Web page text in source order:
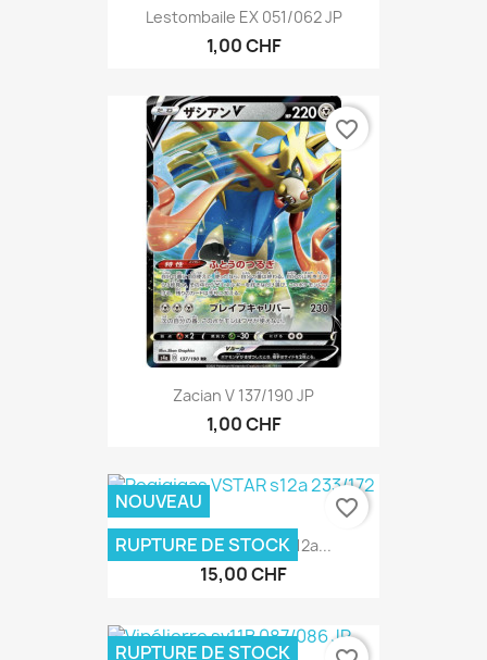
Lestombaile EX 051/062 JP
1,00 CHF
Zacian V 137/190 JP
1,00 CHF
favorite_border
Regigigas VSTAR S12a...
15,00 CHF
NOUVEAU
RUPTURE DE STOCK
favorite_border
RUPTURE DE STOCK